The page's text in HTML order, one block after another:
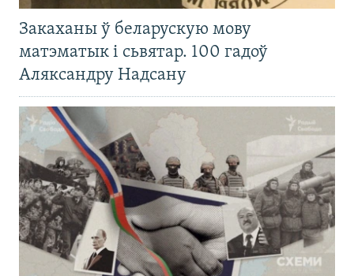
Закаханы ў беларускую мову
матэматык і сьвятар. 100 гадоў
Аляксандру Надсану